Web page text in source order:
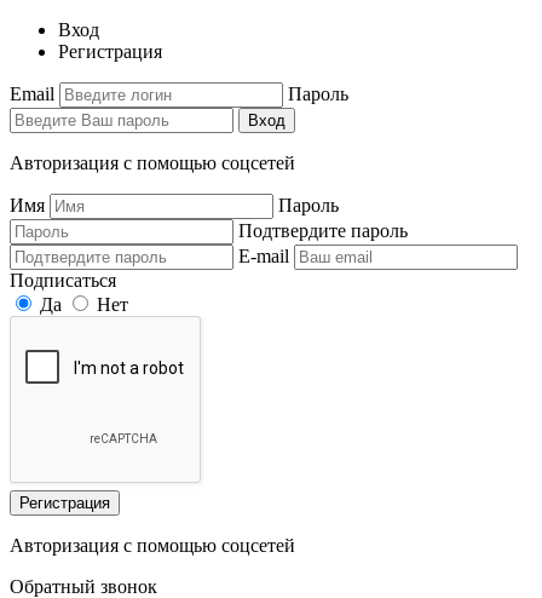
Вход
Регистрация
Email Пароль
Вход
Авторизация с помощью соцсетей
Имя
Пароль
Подтвердите пароль
E-mail
Подписаться
Да
Нет
Регистрация
Авторизация с помощью соцсетей
Обратный звонок